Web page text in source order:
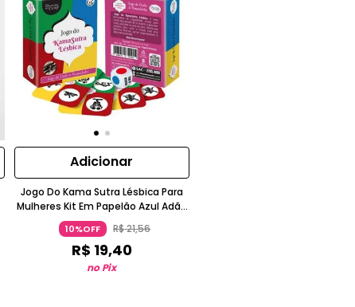
Adicionar
Jogo Do Kama Sutra Lésbica Para
Mulheres Kit Em Papelão Azul Adão
& Eva
10%OFF R$21,56
R$ 19,40
no Pix